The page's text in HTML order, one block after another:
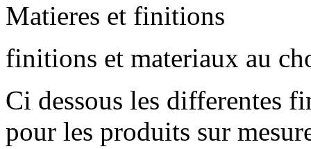
Matieres et finitions
finitions et materiaux au
Ci dessous les differentes
pour les produits sur